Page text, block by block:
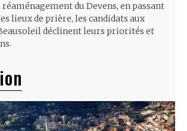
du Devens, en passant
lieux de prière, les candidats aux
déclinent leurs priorités et